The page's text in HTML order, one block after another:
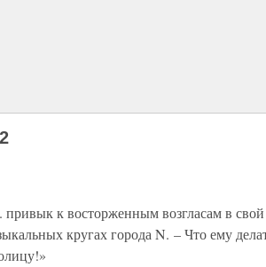
к восторженным возгласам в
кругах города N. – Что ему